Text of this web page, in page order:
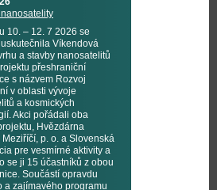
10. – 12. 7 2026 se
Víkendová
a stavby nanosatelitů
přeshraniční
s názvem Rozvoj
v oblasti vývoje
a kosmických
Akci pořádali oba
Hvězdárna
Meziříčí, p. o. a Slovenská
pre vesmírné aktivity a
se ji 15 účastníků z obou
Součástí opravdu
a zajímavého programu